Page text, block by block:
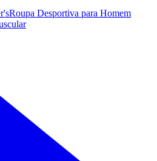
Roupa Desportiva para Homem